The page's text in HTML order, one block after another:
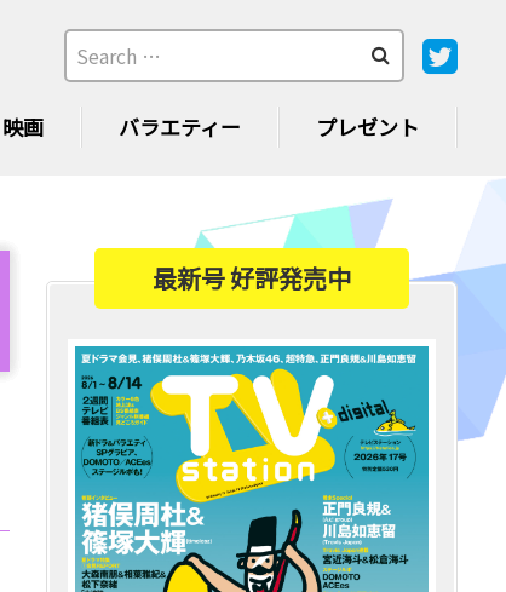
映画 バラエティー プレゼント
最新号 好評発売中